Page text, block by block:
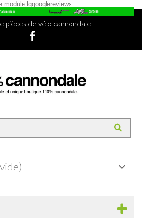
module lggooglereviews
pièces de vélo cannondale